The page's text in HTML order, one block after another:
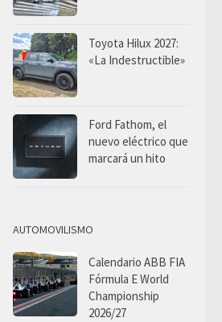
Toyota Hilux 2027:
«La Indestructible»
Ford Fathom, el
nuevo eléctrico que
marcará un hito
AUTOMOVILISMO
Calendario ABB FIA
Fórmula E World
Championship
2026/27